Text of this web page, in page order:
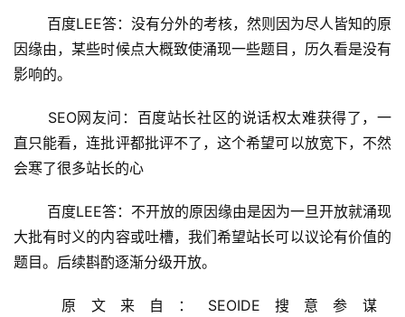
因缘由，某些时候点大概致使涌现一些题目，历久看是没有
影响的。
直只能看，连批评都批评不了，这个希望可以放宽下，不然
会寒了很多站长的心
大批有时义的内容或吐槽，我们希望站长可以议论有价值的
题目。后续斟酌逐渐分级开放。